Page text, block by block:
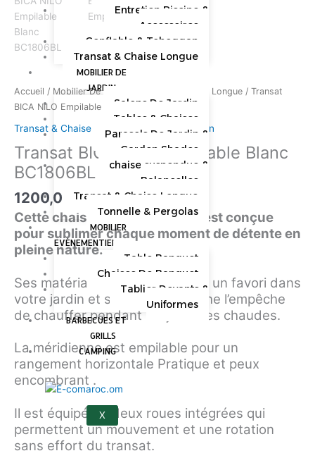
Entretien Piscine &
Accessoires
Gonflable & Toboggan
Transat & Chaise Longue
MOBILIER DE
JARDIN
Salons De Jardin
Tables & Chaises
Parasols De Jardin &
Garden Shades
chaise suspendue &
Balancelles
Transat & Chaise Longue
Tonnelle & Pergolas
MOBILIER
EVÉNEMENTIEL
Table Banquet
Chaises De Banquet
Tablier Devants &
Uniformes
BARBECUES ET
GRILLS
CAMPING
X
Accueil / Mobilier De Jardin Transat & Chaise Longue / Transat
BICA NILO Empilable Blanc BC1806BL
Transat & Chaise Longue Mobilier De Jardin
Transat BICA NILO Empilable Blanc
BC1806BL
1200,00MAD HT
Cette chaise longue de jardin est conçue
pour sublimer chaque moment de détente en
pleine nature.
Ses matériaux durables en font un favori dans
votre jardin et sa couleur blanche l’empêche
de chauffer pendant les journées chaudes.
La méridienne est empilable pour un
rangement horizontale Pratique et peux
encombrant .
Il est équipé de deux roues intégrées qui
permettent un mouvement et une rotation
sans effort du transat.